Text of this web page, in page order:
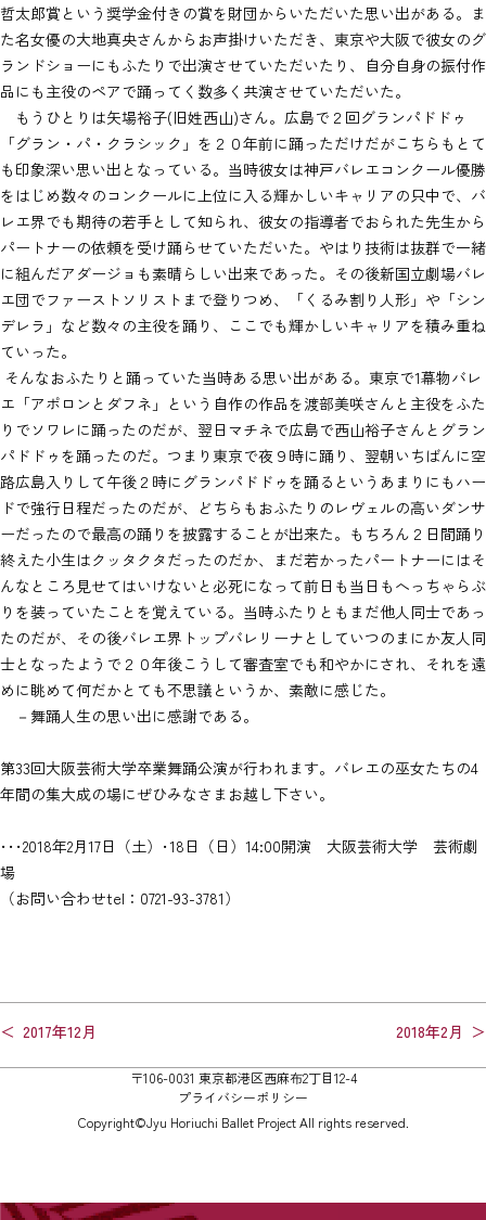
哲太郎賞という奨学金付きの賞を財団からいただいた思い出がある。ま
た名女優の大地真央さんからお声掛けいただき、東京や大阪で彼女のグ
ランドショーにもふたりで出演させていただいたり、自分自身の振付作
品にも主役のペアで踊ってく数多く共演させていただいた。
もうひとりは矢場裕子(旧姓西山)さん。広島で２回グランパドドゥ
「グラン・パ・クラシック」を２０年前に踊っただけだがこちらもとて
も印象深い思い出となっている。当時彼女は神戸バレエコンクール優勝
をはじめ数々のコンクールに上位に入る輝かしいキャリアの只中で、バ
レエ界でも期待の若手として知られ、彼女の指導者でおられた先生から
パートナーの依頼を受け踊らせていただいた。やはり技術は抜群で一緒
に組んだアダージョも素晴らしい出来であった。その後新国立劇場バレ
エ団でファーストソリストまで登りつめ、「くるみ割り人形」や「シン
デレラ」など数々の主役を踊り、ここでも輝かしいキャリアを積み重ね
ていった。
そんなおふたりと踊っていた当時ある思い出がある。東京で1幕物バレ
エ「アポロンとダフネ」という自作の作品を渡部美咲さんと主役をふた
りでソワレに踊ったのだが、翌日マチネで広島で西山裕子さんとグラン
パドドゥを踊ったのだ。つまり東京で夜９時に踊り、翌朝いちばんに空
路広島入りして午後２時にグランパドドゥを踊るというあまりにもハー
ドで強行日程だったのだが、どちらもおふたりのレヴェルの高いダンサ
ーだったので最高の踊りを披露することが出来た。もちろん２日間踊り
終えた小生はクッタクタだったのだか、まだ若かったパートナーにはそ
んなところ見せてはいけないと必死になって前日も当日もへっちゃらぶ
りを装っていたことを覚えている。当時ふたりともまだ他人同士であっ
たのだが、その後バレエ界トップバレリーナとしていつのまにか友人同
士となったようで２０年後こうして審査室でも和やかにされ、それを遠
めに眺めて何だかとても不思議というか、素敵に感じた。
－舞踊人生の思い出に感謝である。
第33回大阪芸術大学卒業舞踊公演が行われます。バレエの巫女たちの4
年間の集大成の場にぜひみなさまお越し下さい。
･･･2018年2月17日（土）･18日（日）14:00開演 大阪芸術大学 芸術劇
（お問い合わせtel：0721-93-3781）
投
ー
2017年12月 2018年2月
〒106-0031 東京都港区西麻布2丁目12-4
プライバシーポリシー
Copyright©Jyu Horiuchi Ballet Project All rights reserved.